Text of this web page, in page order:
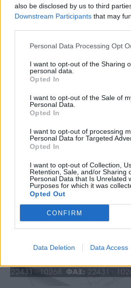
also be disclosed by us to third
Downstream Participants that may
Personal Data Processing Opt
I want to opt-out of the Sharing
personal data.
Opted In
I want to opt-out of the Sale of
Personal Data.
Opted In
I want to opt-out of processing
Personal Data for Targeted
Opted In
I want to opt-out of Collection,
Retention, Sale, and/or Sharing
Personal Data that Is Unrelated
Purposes for which it was
Opted Out
CONFIRM
Data Deletion Data Access